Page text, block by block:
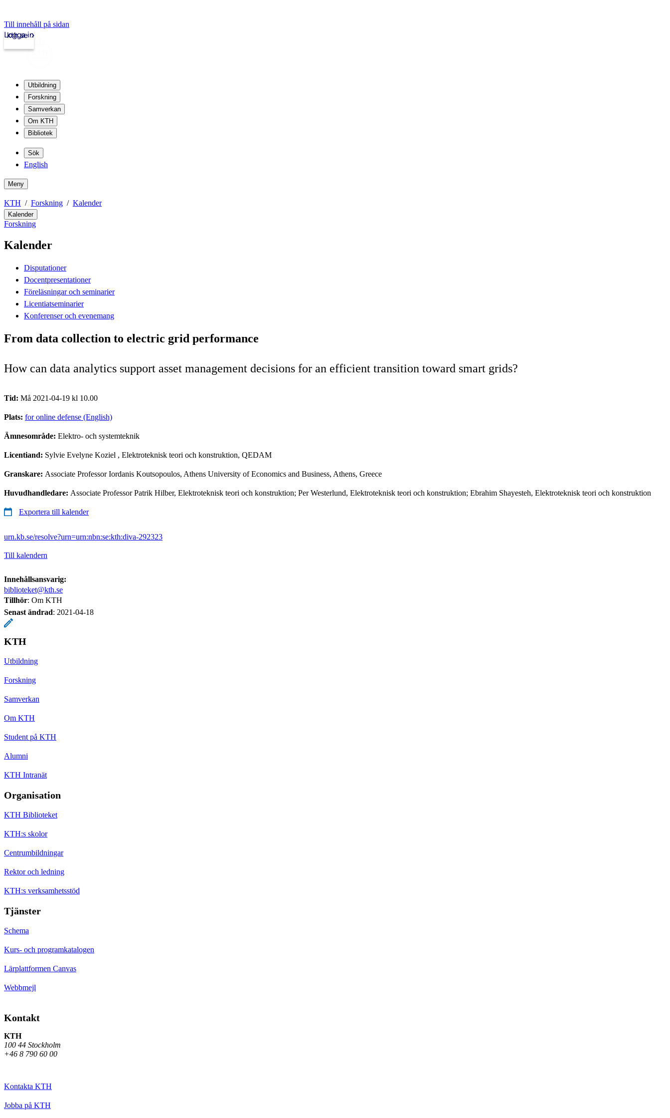
Till innehåll på sidan
kth.se
Logga in
Utbildning
Forskning
Samverkan
Om KTH
Bibliotek
Sök
English
Meny
KTH Forskning Kalender
Kalender
Forskning
Kalender
Disputationer
Docentpresentationer
Föreläsningar och seminarier
Licentiatseminarier
Konferenser och evenemang
From data collection to electric grid performance
How can data analytics support asset management decisions for an efficient transition toward smart grids?
Tid: Må 2021-04-19 kl 10.00
Plats: for online defense (English)
Ämnesområde: Elektro- och systemteknik
Licentiand: Sylvie Evelyne Koziel , Elektroteknisk teori och konstruktion, QEDAM
Granskare: Associate Professor Iordanis Koutsopoulos, Athens University of Economics and Business, Athens, Greece
Huvudhandledare: Associate Professor Patrik Hilber, Elektroteknisk teori och konstruktion; Per Westerlund, Elektroteknisk teori och konstruktion; Ebrahim Shayesteh, Elektroteknisk teori och konstruktion
Exportera till kalender
urn.kb.se/resolve?urn=urn:nbn:se:kth:diva-292323
Till kalendern
Innehållsansvarig:
biblioteket@kth.se
Tillhör: Om KTH
Senast ändrad: 2021-04-18
KTH
Utbildning
Forskning
Samverkan
Om KTH
Student på KTH
Alumni
KTH Intranät
Organisation
KTH Biblioteket
KTH:s skolor
Centrumbildningar
Rektor och ledning
KTH:s verksamhetsstöd
Tjänster
Schema
Kurs- och programkatalogen
Lärplattformen Canvas
Webbmejl
Kontakt
KTH
100 44 Stockholm
+46 8 790 60 00
Kontakta KTH
Jobba på KTH